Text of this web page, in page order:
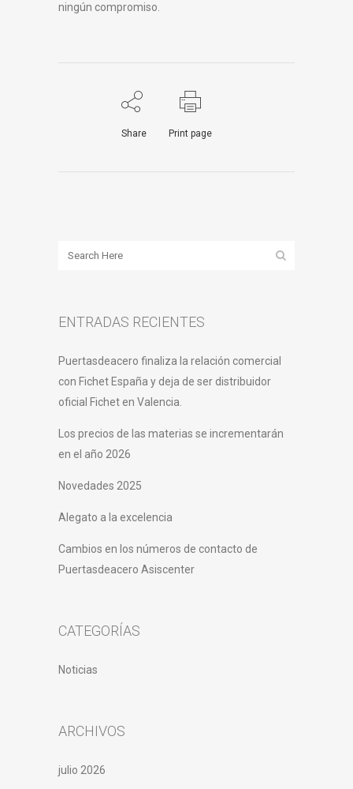
ningún compromiso.
Share Print page
ENTRADAS RECIENTES
Puertasdeacero finaliza la relación comercial
con Fichet España y deja de ser distribuidor
oficial Fichet en Valencia.
Los precios de las materias se incrementarán
en el año 2026
Novedades 2025
Alegato a la excelencia
Cambios en los números de contacto de
Puertasdeacero Asiscenter
CATEGORÍAS
Noticias
ARCHIVOS
julio 2026